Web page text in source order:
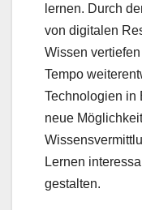
lernen. Durch
von digitalen
Wissen
Tempo
Technologien in
neue
Lernen
gestalten.